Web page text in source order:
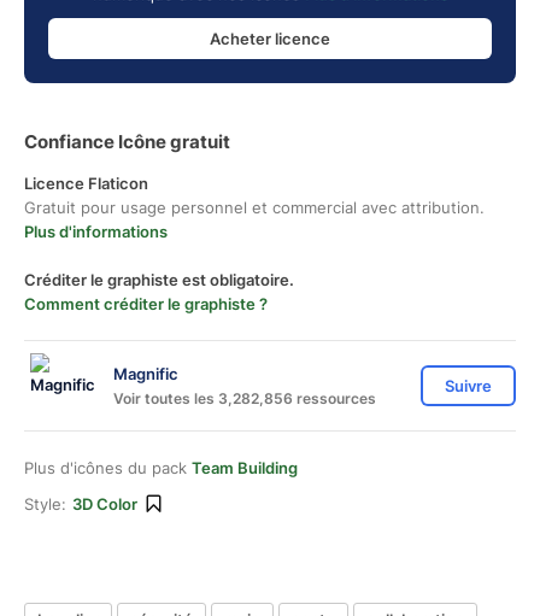
Acheter licence
Confiance Icône gratuit
Licence Flaticon
Gratuit pour usage personnel et commercial avec attribution.
Plus d'informations
Créditer le graphiste est obligatoire.
Comment créditer le graphiste ?
Magnific
Voir toutes les 3,282,856 ressources
Suivre
Plus d'icônes du pack Team Building
Style: 3D Color